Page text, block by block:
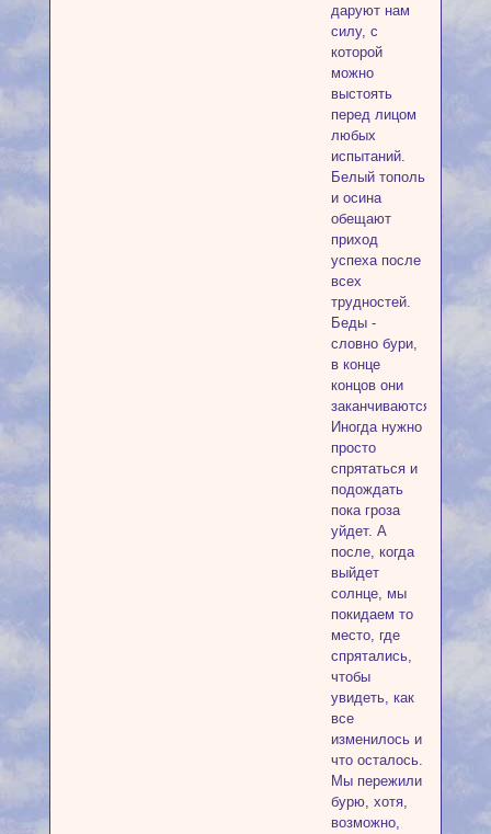
даруют нам
силу, с
которой
можно
выстоять
перед лицом
любых
испытаний.
Белый тополь
и осина
обещают
приход
успеха после
всех
трудностей.
Беды -
словно бури,
в конце
концов они
заканчиваются.
Иногда нужно
просто
спрятаться и
подождать
пока гроза
уйдет. А
после, когда
выйдет
солнце, мы
покидаем то
место, где
спрятались,
чтобы
увидеть, как
все
изменилось и
что осталось.
Мы пережили
бурю, хотя,
возможно,